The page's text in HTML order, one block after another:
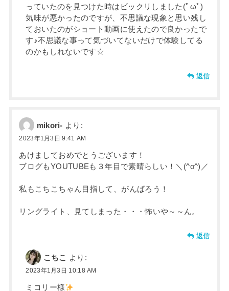
っていたのを見つけた時はビックリしました(ﾟωﾟ)
気味が悪かったのですが、不思議な現象と思い残し
ておいたのがショート動画に使えたので良かったで
す♪不思議な事って気づいてないだけで体験してる
のかもしれないです☆
返信
mikori- より:
2023年1月3日 9:41 AM
あけましておめでとうございます！
ブログもYOUTUBEも３年目で素晴らしい！＼(^o^)／
私もこちこちゃん目指して、がんばろう！
リングライト、見てしまった・・・怖いや～～ん。
返信
こちこ より:
2023年1月3日 10:18 AM
ミコリー様